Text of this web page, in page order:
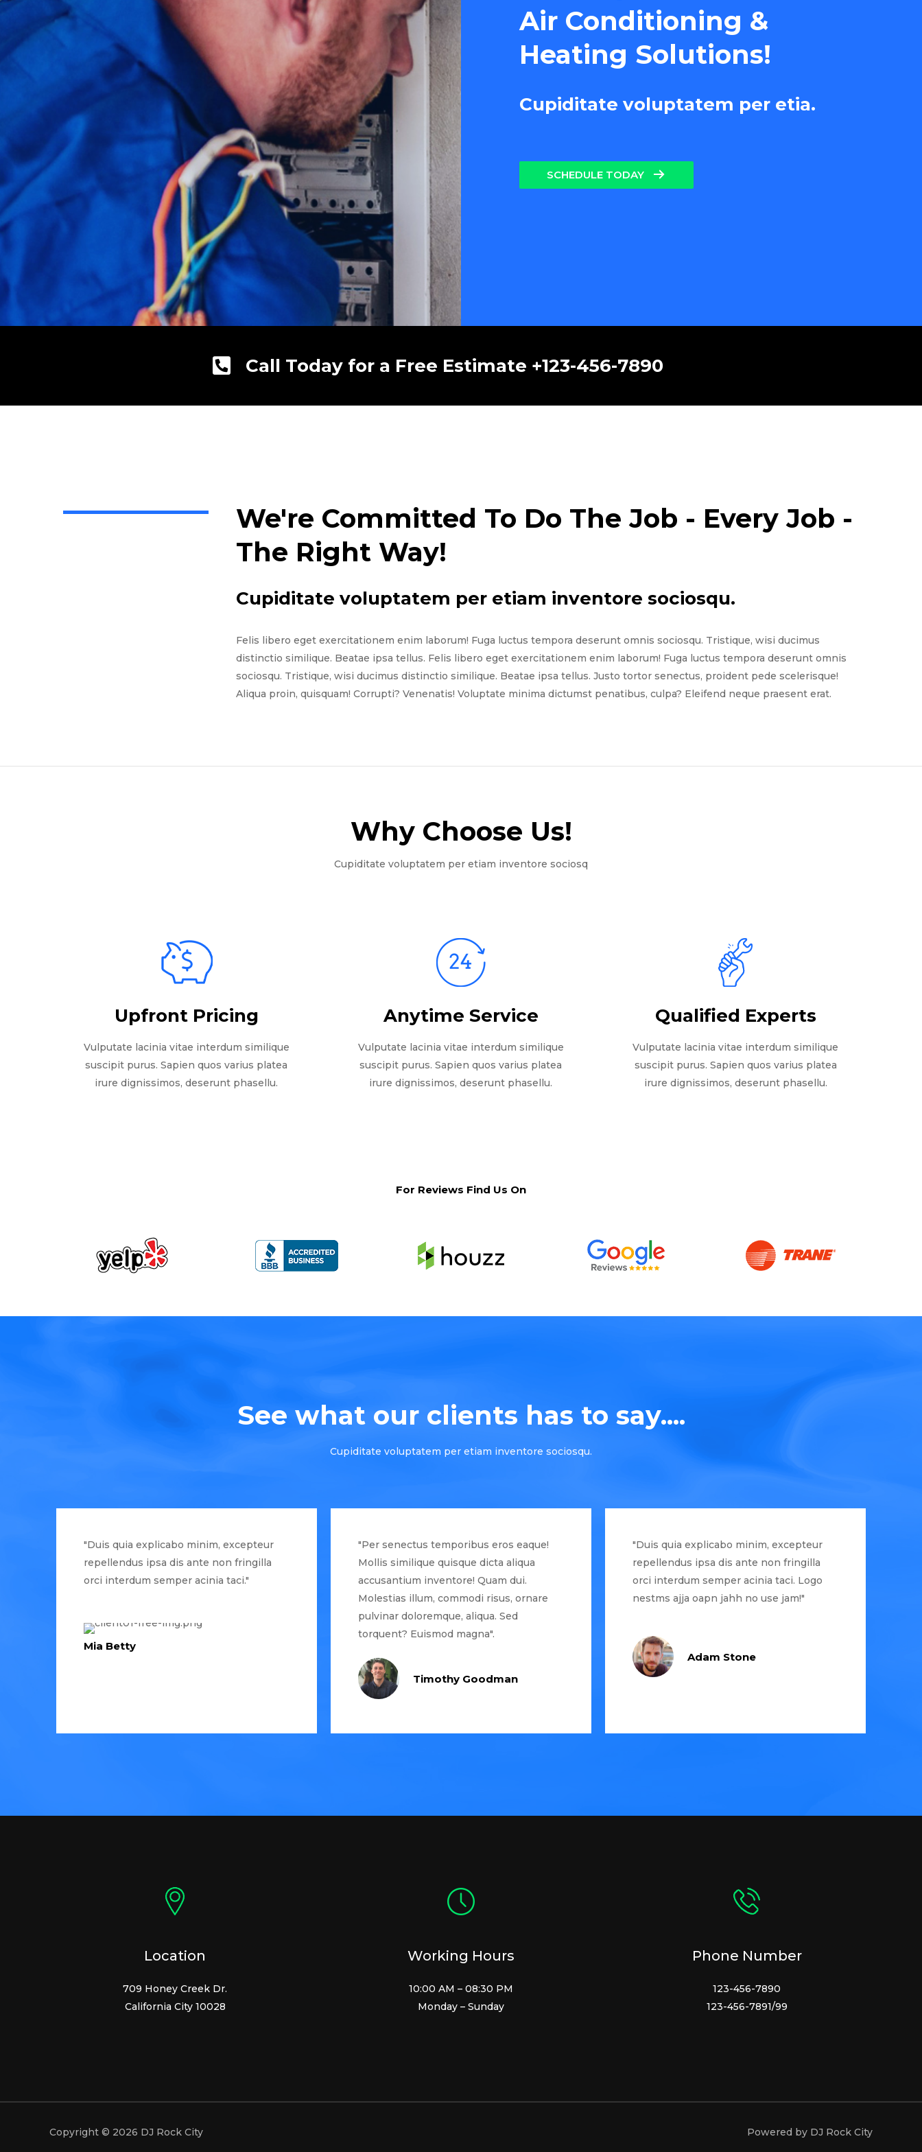
Air Conditioning &
Heating Solutions!
Cupiditate voluptatem per etia.
SCHEDULE TODAY
Call Today for a Free Estimate +123-456-7890
We're Committed To Do The Job - Every Job -
The Right Way!
Cupiditate voluptatem per etiam inventore sociosqu.
Felis libero eget exercitationem enim laborum! Fuga luctus tempora deserunt omnis sociosqu. Tristique, wisi ducimus
distinctio similique. Beatae ipsa tellus. Felis libero eget exercitationem enim laborum! Fuga luctus tempora deserunt omnis
sociosqu. Tristique, wisi ducimus distinctio similique. Beatae ipsa tellus. Justo tortor senectus, proident pede scelerisque!
Aliqua proin, quisquam! Corrupti? Venenatis! Voluptate minima dictumst penatibus, culpa? Eleifend neque praesent erat.
Why Choose Us!​
Cupiditate voluptatem per etiam inventore sociosq
Upfront Pricing
Vulputate lacinia vitae interdum similique
suscipit purus. Sapien quos varius platea
irure dignissimos, deserunt phasellu.
Anytime Service
Vulputate lacinia vitae interdum similique
suscipit purus. Sapien quos varius platea
irure dignissimos, deserunt phasellu.
Qualified Experts
Vulputate lacinia vitae interdum similique
suscipit purus. Sapien quos varius platea
irure dignissimos, deserunt phasellu.
For Reviews Find Us On
See what our clients has to say....
Cupiditate voluptatem per etiam inventore sociosqu.
"Duis quia explicabo minim, excepteur
repellendus ipsa dis ante non fringilla
orci interdum semper acinia taci."
Mia Betty
"Per senectus temporibus eros eaque!
Mollis similique quisque dicta aliqua
accusantium inventore! Quam dui.
Molestias illum, commodi risus, ornare
pulvinar doloremque, aliqua. Sed
torquent? Euismod magna".
Timothy Goodman
"Duis quia explicabo minim, excepteur
repellendus ipsa dis ante non fringilla
orci interdum semper acinia taci. Logo
nestms ajja oapn jahh no use jam!"
Adam Stone
Location
709 Honey Creek Dr.
California City 10028
Working Hours
10:00 AM – 08:30 PM
Monday – Sunday
Phone Number
123-456-7890
123-456-7891/99
Copyright © 2026 DJ Rock City Powered by DJ Rock City